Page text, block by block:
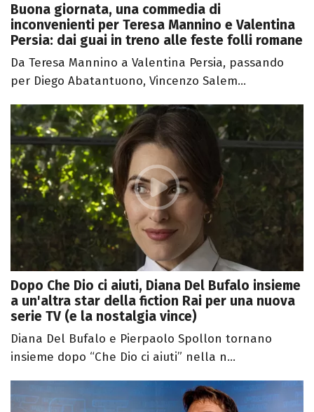
Buona giornata, una commedia di
inconvenienti per Teresa Mannino e Valentina
Persia: dai guai in treno alle feste folli romane
Da Teresa Mannino a Valentina Persia, passando
per Diego Abatantuono, Vincenzo Salem...
Dopo Che Dio ci aiuti, Diana Del Bufalo insieme
a un'altra star della fiction Rai per una nuova
serie TV (e la nostalgia vince)
Diana Del Bufalo e Pierpaolo Spollon tornano
insieme dopo “Che Dio ci aiuti” nella n...